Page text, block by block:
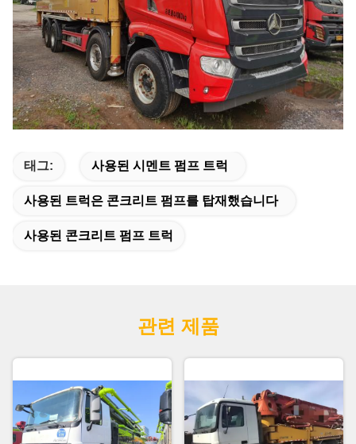
태그: 사용된 시멘트 펌프 트럭
사용된 트럭은 콘크리트 펌프를 탑재했습니다
사용된 콘크리트 펌프 트럭
관련 제품